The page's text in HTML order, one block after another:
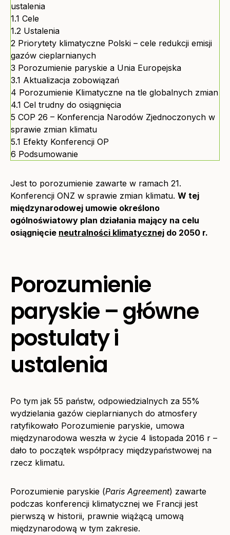
ustalenia
1.1 Cele
1.2 Ustalenia
2 Priorytety klimatyczne Polski – cele redukcji emisji
gazów cieplarnianych
3 Porozumienie paryskie a Unia Europejska
3.1 Aktualizacja zobowiązań
4 Porozumienie Klimatyczne na tle globalnych zmian
4.1 Cel trudny do osiągnięcia
5 COP 26 – Konferencja Narodów Zjednoczonych w
sprawie zmian klimatu
5.1 Efekty Konferencji OP
6 Podsumowanie
Jest to porozumienie zawarte w ramach 21.
Konferencji ONZ w sprawie zmian klimatu. W tej
międzynarodowej umowie określono
ogólnoświatowy plan działania mający na celu
osiągnięcie neutralności klimatycznej do 2050 r.
Porozumienie
paryskie – główne
postulaty i
ustalenia
Po tym jak 55 państw, odpowiedzialnych za 55%
wydzielania gazów cieplarnianych do atmosfery
ratyfikowało Porozumienie paryskie, umowa
międzynarodowa weszła w życie 4 listopada 2016 r –
dało to początek współpracy międzypaństwowej na
rzecz klimatu.
Porozumienie paryskie (Paris Agreement) zawarte
podczas konferencji klimatycznej we Francji jest
pierwszą w historii, prawnie wiążącą umową
międzynarodową w tym zakresie.